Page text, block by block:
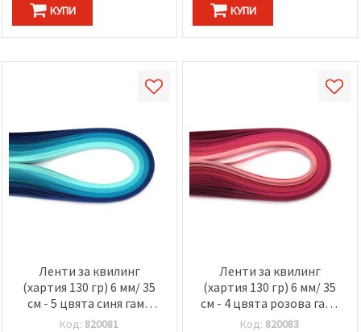
КУПИ КУПИ
Ленти за квилинг
(хартия 130 гр) 6 мм/ 35
см - 5 цвята синя гама
-100 бр
Код: 820081
Ленти за квилинг
(хартия 130 гр) 6 мм/ 35
см - 4 цвята розова гама
-100 бр
Код: 820083